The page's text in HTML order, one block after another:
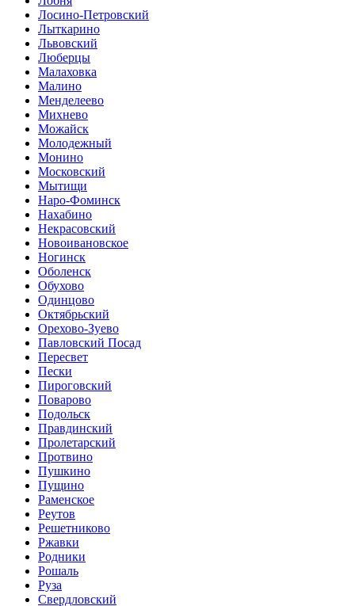
Лосино-Петровский
Лыткарино
Львовский
Люберцы
Малаховка
Малино
Менделеево
Михнево
Можайск
Молодежный
Монино
Московский
Мытищи
Наро-Фоминск
Нахабино
Некрасовский
Новоивановское
Ногинск
Оболенск
Обухово
Одинцово
Октябрьский
Орехово-Зуево
Павловский Посад
Пересвет
Пески
Пироговский
Поварово
Подольск
Правдинский
Пролетарский
Протвино
Пушкино
Пущино
Раменское
Реутов
Решетниково
Ржавки
Родники
Рошаль
Руза
Свердловский